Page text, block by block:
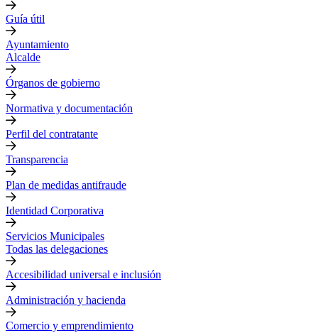
Guía útil
Ayuntamiento
Alcalde
Órganos de gobierno
Normativa y documentación
Perfil del contratante
Transparencia
Plan de medidas antifraude
Identidad Corporativa
Servicios Municipales
Todas las delegaciones
Accesibilidad universal e inclusión
Administración y hacienda
Comercio y emprendimiento